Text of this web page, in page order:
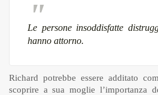
Le persone insoddisfatte
hanno attorno.
Richard potrebbe essere additato
scoprire a sua moglie l’importanza